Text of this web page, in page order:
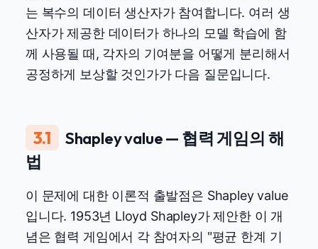
는 복수의 데이터 생산자가 참여합니다. 여러 생
산자가 제공한 데이터가 하나의 모델 학습에 함
께 사용될 때, 각자의 기여분을 어떻게 분리해서
공정하게 보상할 것인가가 다음 질문입니다.
3.1
Shapley value — 협력 게임의 해
법
이 문제에 대한 이론적 출발점은 Shapley value
입니다. 1953년 Lloyd Shapley가 제안한 이 개
념은 협력 게임에서 각 참여자의 "평균 한계 기